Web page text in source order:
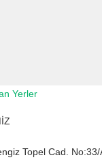
Yerler
Topel Cad.